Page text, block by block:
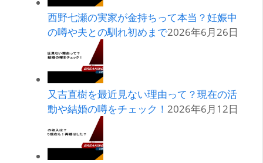
西野七瀬の実家が金持ちって本当？妊娠中
の噂や夫との馴れ初めまで2026年6月26日
又吉直樹を最近見ない理由って？現在の活
動や結婚の噂をチェック！ 2026年6月12日